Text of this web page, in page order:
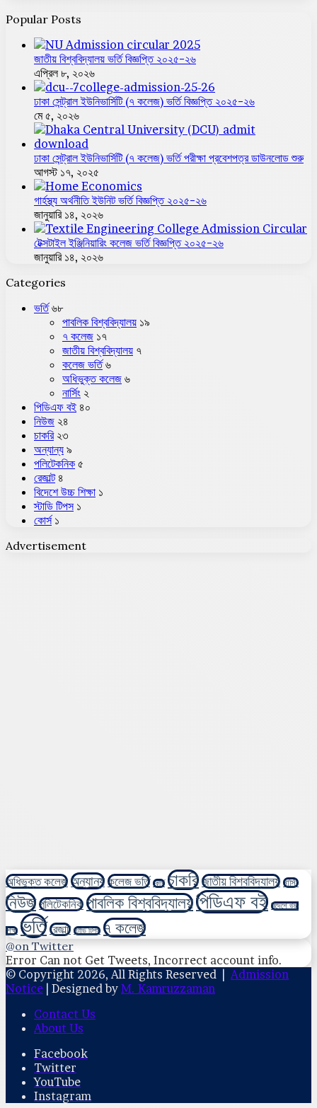
Popular Posts
জাতীয় বিশ্ববিদ্যালয় ভর্তি বিজ্ঞপ্তি ২০২৫-২৬
এপ্রিল ৮, ২০২৬
ঢাকা সেন্ট্রাল ইউনিভার্সিটি (৭ কলেজ) ভর্তি বিজ্ঞপ্তি ২০২৫-২৬
মে ৫, ২০২৬
ঢাকা সেন্ট্রাল ইউনিভার্সিটি (৭ কলেজ) ভর্তি পরীক্ষা প্রবেশপত্র ডাউনলোড শুরু
আগস্ট ১৭, ২০২৫
গার্হস্থ্য অর্থনীতি ইউনিট ভর্তি বিজ্ঞপ্তি ২০২৫-২৬
জানুয়ারি ১৪, ২০২৬
টেক্সটাইল ইঞ্জিনিয়ারিং কলেজ ভর্তি বিজ্ঞপ্তি ২০২৫-২৬
জানুয়ারি ১৪, ২০২৬
Categories
ভর্তি ৬৮
পাবলিক বিশ্ববিদ্যালয় ১৯
৭ কলেজ ১৭
জাতীয় বিশ্ববিদ্যালয় ৭
কলেজ ভর্তি ৬
অধিভুক্ত কলেজ ৬
নার্সিং ২
পিডিএফ বই ৪০
নিউজ ২৪
চাকরি ২৩
অন্যান্য ৯
পলিটেকনিক ৫
রেজাল্ট ৪
বিদেশে উচ্চ শিক্ষা ১
স্টাডি টিপস ১
কোর্স ১
Advertisement
অধিভুক্ত কলেজঅন্যান্যকলেজ ভর্তি কোর্স চাকরিজাতীয় বিশ্ববিদ্যালয় নার্সিং
নিউজ পলিটেকনিক পাবলিক বিশ্ববিদ্যালয়পিডিএফ বই বিদেশে উচ্চ
শিক্ষা ভর্তি রেজাল্ট স্টাডি টিপস ৭ কলেজ
@on Twitter
Error Can not Get Tweets, Incorrect account info.
© Copyright 2026, All Rights Reserved | Admission
Notice | Designed by M. Kamruzzaman
Contact Us
About Us
Facebook
Twitter
YouTube
Instagram